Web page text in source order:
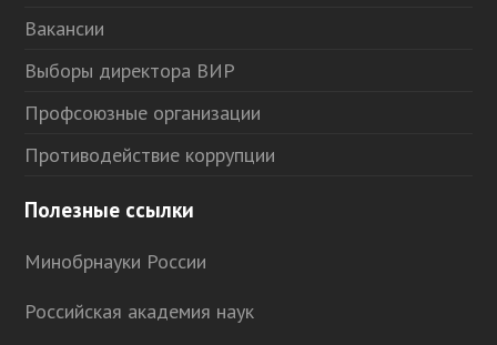
Вакансии
Выборы директора ВИР
Профсоюзные организации
Противодействие коррупции
Полезные ссылки
Минобрнауки России
Российская академия наук